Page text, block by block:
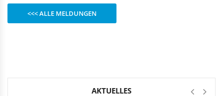
zu den Produkten
DUSCHWANNEN
ARTIKEL A BIS Z
299 kleine Helfer
Kabelklemmbügel
<<< ALLE MELDUNGEN
AKTUELLES